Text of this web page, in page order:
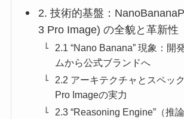
2. 技術的基盤：
3 Pro Image) の全貌と革新性
2.1 “Nano Banana” 現象：開
ムから公式ブランドへ
2.2 アーキテクチャとスペッ
Pro Imageの実力
2.3 “Reasoning Engine”（推